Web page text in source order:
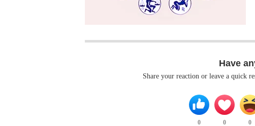
Have
Share your reaction or leave a quick
0 0 0